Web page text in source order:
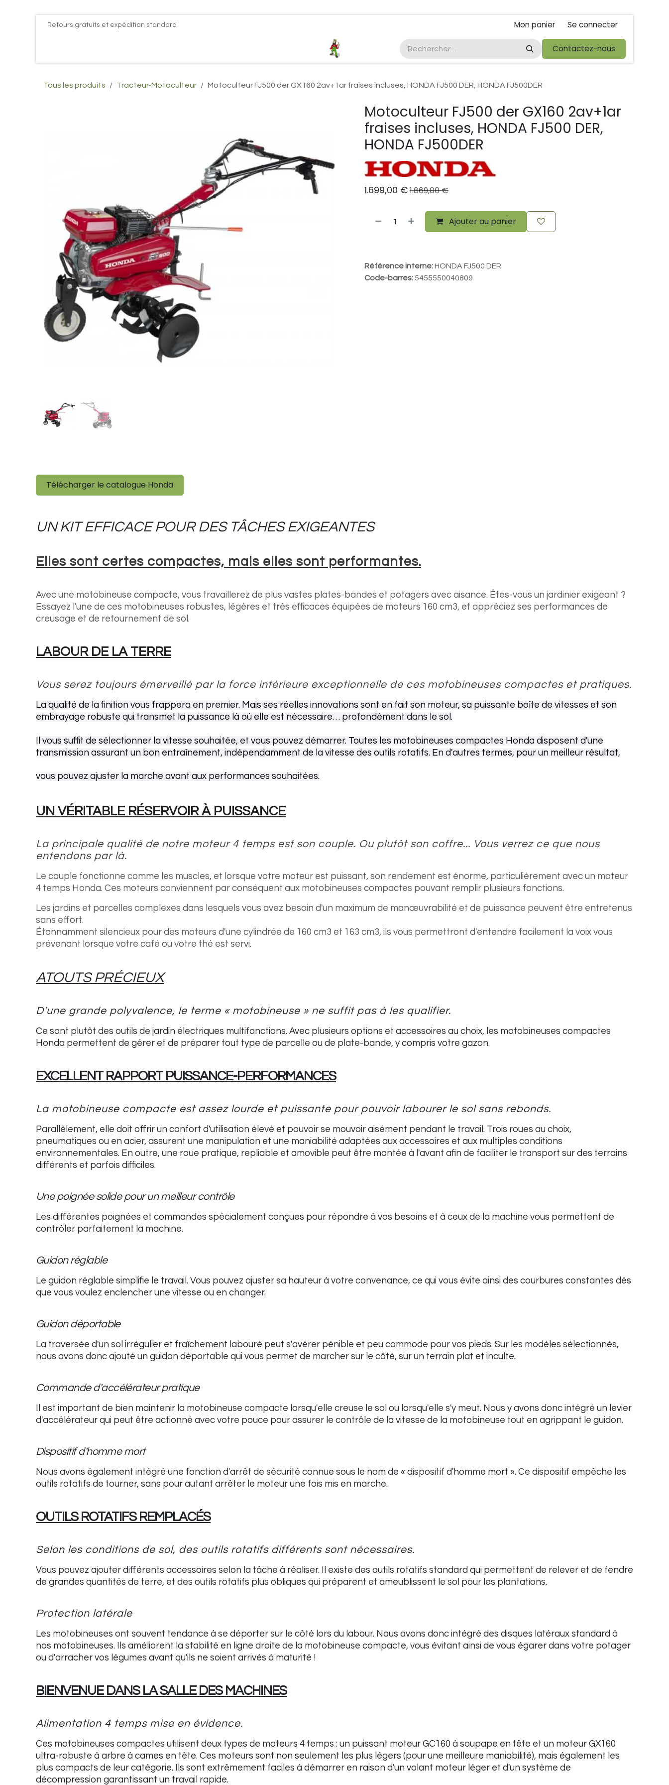
Se rendre au contenuRetours gratuits et expédition standard Mon panier Se connecter
Plus d'infos Kubota 38cv EGO Kubota foire de libramont Droit de rétractations
Contactez-nous
Tous les produits Tracteur-Motoculteur Motoculteur FJ500 der GX160 2av+1ar fraises incluses, HONDA FJ500 DER, HONDA FJ500DER
Motoculteur FJ500 der GX160 2av+1ar
fraises incluses, HONDA FJ500 DER,
HONDA FJ500DER
1.699,00 €1.869,00€
Ajouter au panier
Référence interne:HONDA FJ500 DER
Code-barres:5455550040809
Télécharger le catalogue Honda
UN KIT EFFICACE POUR DES TÂCHES EXIGEANTES
Elles sont certes compactes, mais elles sont performantes.
Avec une motobineuse compacte, vous travaillerez de plus vastes plates-bandes et potagers avec aisance. Êtes-vous un jardinier exigeant ?
Essayez l'une de ces motobineuses robustes, légères et très efficaces équipées de moteurs 160 cm3, et appréciez ses performances de
creusage et de retournement de sol.
LABOUR DE LA TERRE
Vous serez toujours émerveillé par la force intérieure exceptionnelle de ces motobineuses compactes et pratiques.
La qualité de la finition vous frappera en premier. Mais ses réelles innovations sont en fait son moteur, sa puissante boîte de vitesses et son
embrayage robuste qui transmet la puissance là où elle est nécessaire… profondément dans le sol.
Il vous suffit de sélectionner la vitesse souhaitée, et vous pouvez démarrer. Toutes les motobineuses compactes Honda disposent d'une
transmission assurant un bon entraînement, indépendamment de la vitesse des outils rotatifs. En d'autres termes, pour un meilleur résultat,
vous pouvez ajuster la marche avant aux performances souhaitées.
UN VÉRITABLE RÉSERVOIR À PUISSANCE
La principale qualité de notre moteur 4 temps est son couple. Ou plutôt son coffre... Vous verrez ce que nous
entendons par là.
Le couple fonctionne comme les muscles, et lorsque votre moteur est puissant, son rendement est énorme, particulièrement avec un moteur
4 temps Honda. Ces moteurs conviennent par conséquent aux motobineuses compactes pouvant remplir plusieurs fonctions.
Les jardins et parcelles complexes dans lesquels vous avez besoin d'un maximum de manœuvrabilité et de puissance peuvent être entretenus
sans effort.
Étonnamment silencieux pour des moteurs d'une cylindrée de 160 cm3 et 163 cm3, ils vous permettront d'entendre facilement la voix vous
prévenant lorsque votre café ou votre thé est servi.
ATOUTS PRÉCIEUX
D'une grande polyvalence, le terme « motobineuse » ne suffit pas à les qualifier.
Ce sont plutôt des outils de jardin électriques multifonctions. Avec plusieurs options et accessoires au choix, les motobineuses compactes
Honda permettent de gérer et de préparer tout type de parcelle ou de plate-bande, y compris votre gazon.
EXCELLENT RAPPORT PUISSANCE-PERFORMANCES
La motobineuse compacte est assez lourde et puissante pour pouvoir labourer le sol sans rebonds.
Parallèlement, elle doit offrir un confort d'utilisation élevé et pouvoir se mouvoir aisément pendant le travail. Trois roues au choix,
pneumatiques ou en acier, assurent une manipulation et une maniabilité adaptées aux accessoires et aux multiples conditions
environnementales. En outre, une roue pratique, repliable et amovible peut être montée à l'avant afin de faciliter le transport sur des terrains
différents et parfois difficiles.
Une poignée solide pour un meilleur contrôle
Les différentes poignées et commandes spécialement conçues pour répondre à vos besoins et à ceux de la machine vous permettent de
contrôler parfaitement la machine.
Guidon réglable
Le guidon réglable simplifie le travail. Vous pouvez ajuster sa hauteur à votre convenance, ce qui vous évite ainsi des courbures constantes dès
que vous voulez enclencher une vitesse ou en changer.
Guidon déportable
La traversée d'un sol irrégulier et fraîchement labouré peut s'avérer pénible et peu commode pour vos pieds. Sur les modèles sélectionnés,
nous avons donc ajouté un guidon déportable qui vous permet de marcher sur le côté, sur un terrain plat et inculte.
Commande d'accélérateur pratique
Il est important de bien maintenir la motobineuse compacte lorsqu'elle creuse le sol ou lorsqu'elle s'y meut. Nous y avons donc intégré un levier
d'accélérateur qui peut être actionné avec votre pouce pour assurer le contrôle de la vitesse de la motobineuse tout en agrippant le guidon.
Dispositif d'homme mort
Nous avons également intégré une fonction d'arrêt de sécurité connue sous le nom de « dispositif d'homme mort ». Ce dispositif empêche les
outils rotatifs de tourner, sans pour autant arrêter le moteur une fois mis en marche.
OUTILS ROTATIFS REMPLACÉS
Selon les conditions de sol, des outils rotatifs différents sont nécessaires.
Vous pouvez ajouter différents accessoires selon la tâche à réaliser. Il existe des outils rotatifs standard qui permettent de relever et de fendre
de grandes quantités de terre, et des outils rotatifs plus obliques qui préparent et ameublissent le sol pour les plantations.
Protection latérale
Les motobineuses ont souvent tendance à se déporter sur le côté lors du labour. Nous avons donc intégré des disques latéraux standard à
nos motobineuses. Ils améliorent la stabilité en ligne droite de la motobineuse compacte, vous évitant ainsi de vous égarer dans votre potager
ou d'arracher vos légumes avant qu'ils ne soient arrivés à maturité !
BIENVENUE DANS LA SALLE DES MACHINES
Alimentation 4 temps mise en évidence.
Ces motobineuses compactes utilisent deux types de moteurs 4 temps : un puissant moteur GC160 à soupape en tête et un moteur GX160
ultra-robuste à arbre à cames en tête. Ces moteurs sont non seulement les plus légers (pour une meilleure maniabilité), mais également les
plus compacts de leur catégorie. Ils sont extrêmement faciles à démarrer en raison d'un volant moteur léger et d'un système de
décompression garantissant un travail rapide.